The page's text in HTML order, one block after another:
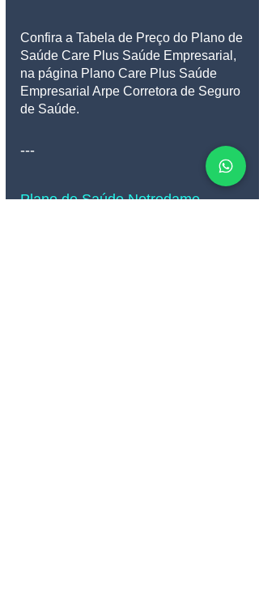
Confira a Tabela de Preço do Plano de
Saúde Care Plus Saúde Empresarial,
na página Plano Care Plus Saúde
Empresarial Arpe Corretora de Seguro
de Saúde.
---
Plano de Saúde Notredame